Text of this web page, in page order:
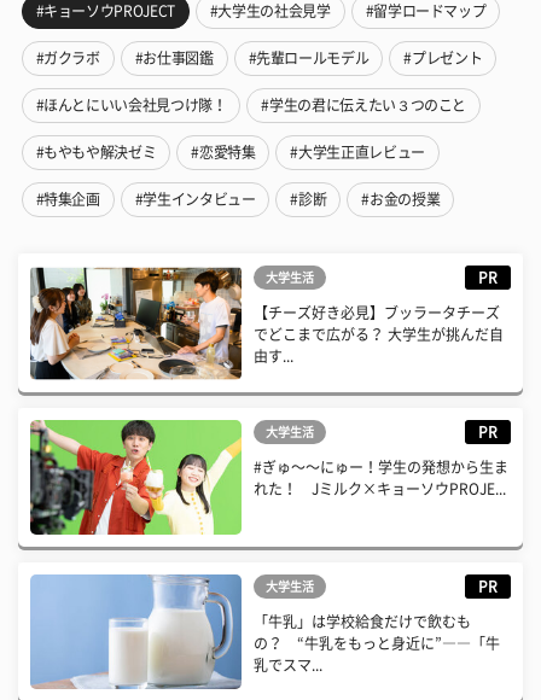
#キョーソウPROJECT #大学生の社会見学 #留学ロードマップ
#ガクラボ #お仕事図鑑 #先輩ロールモデル #プレゼント
#ほんとにいい会社見つけ隊！ #学生の君に伝えたい３つのこと
#もやもや解決ゼミ #恋愛特集 #大学生正直レビュー
#特集企画 #学生インタビュー #診断 #お金の授業
大学生活 PR
【チーズ好き必見】ブッラータチーズ
でどこまで広がる？ 大学生が挑んだ自
由す...
大学生活 PR
#ぎゅ〜〜にゅー！学生の発想から生ま
れた！ Jミルク×キョーソウPROJE...
大学生活 PR
「牛乳」は学校給食だけで飲むも
の？ “牛乳をもっと身近に”――「牛
乳でスマ...